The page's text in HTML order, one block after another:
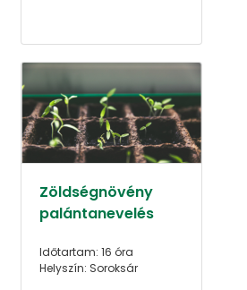
Zöldségnövény
palántanevelés
Időtartam: 16 óra
Helyszín: Soroksár